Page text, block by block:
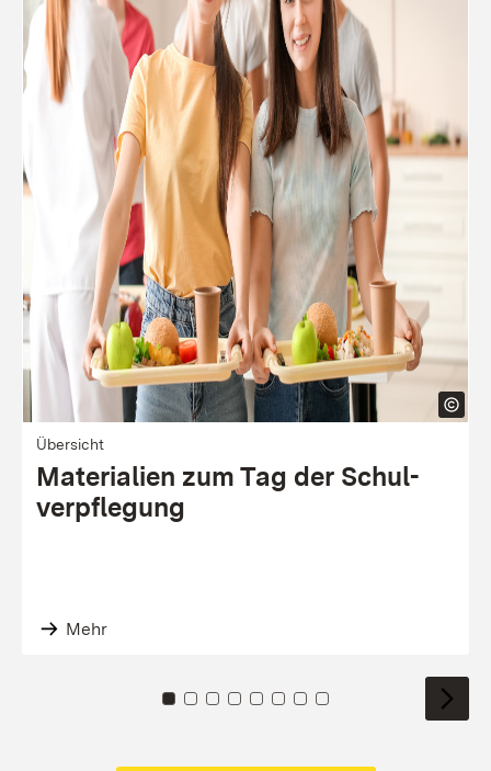
Übersicht
Materialien zum Tag der Schul­
verpfle­gung
Mehr
Zu Kachel: 0
Zu Kachel: 1
Zu Kachel: 2
Zu Kachel: 3
Zu Kachel: 4
Zu Kachel: 5
Zu Kachel: 6
Zu Kachel: 7